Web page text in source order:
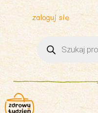
zaloguj się
produktów